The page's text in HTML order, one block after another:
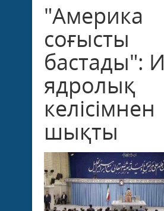
"Америка
соғысты
бастады":
ядролық
келісімнен
шықты